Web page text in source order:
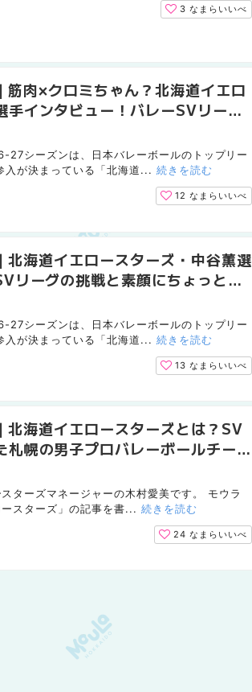
マネージャー 3なまらいいべ
肉×クロミちゃん？北海道イエロ
手インタビュー！バレーSVリーグ
シーズンは、日本バレーボールのトップリー
入が決まっている「北海道... 続きを読む
マネージャー 12なまらいいべ
海道イエロースターズ・中谷薫選
リーグの挑戦と素顔にちょっと近
シーズンは、日本バレーボールのトップリー
入が決まっている「北海道... 続きを読む
マネージャー 13なまらいいべ
海道イエロースターズとは？SV
札幌の男子プロバレーボールチーム
ターズマネージャーの木村愛美です。 モウラ
スターズ」の記事を書... 続きを読む
マネージャー 24なまらいいべ